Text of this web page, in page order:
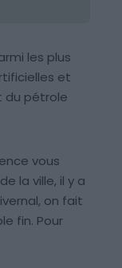
les plus
et
du pétrole
vous
la ville, il y a
on fait
fin. Pour